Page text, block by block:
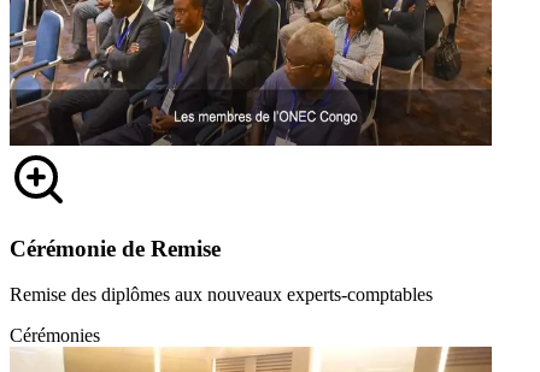
Cérémonie de Remise
Remise des diplômes aux nouveaux experts-comptables
Cérémonies